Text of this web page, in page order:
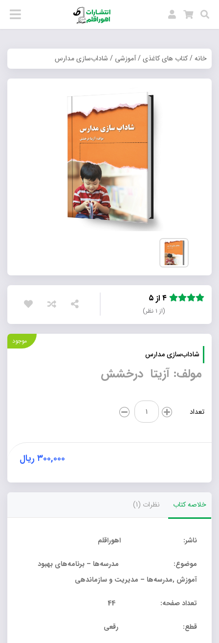
خانه/کتاب های کاغذی/آموزشی / شاداب‌سازی مدارس
(از ۱ نظر)
موجود
شاداب‌سازی مدارس
مولف: آزیتا درخشش
تعداد
شاداب‌سازی
مدارس
عدد
۳۰۰,۰۰۰ ریال
خلاصه کتاب نظرات (1)
ناشر: اهوراقلم
موضوع: مدرسه‌ها – برنامه‌های بهبود
آموزش ,مدرسه‌ها – مدیریت و سازماندهی
تعداد صفحه: 44
قطع: رقعی